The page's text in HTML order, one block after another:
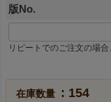
版No.
リピートでのご注文の場
在庫数量 154